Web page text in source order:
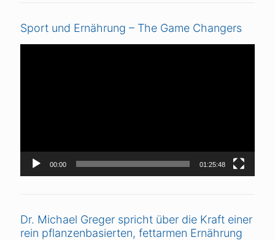
Sport und Ernährung – The Game Changers
00:00 01:25:48
Dr. Michael Greger spricht über die Kraft einer
rein pflanzenbasierten, fettarmen Ernährung